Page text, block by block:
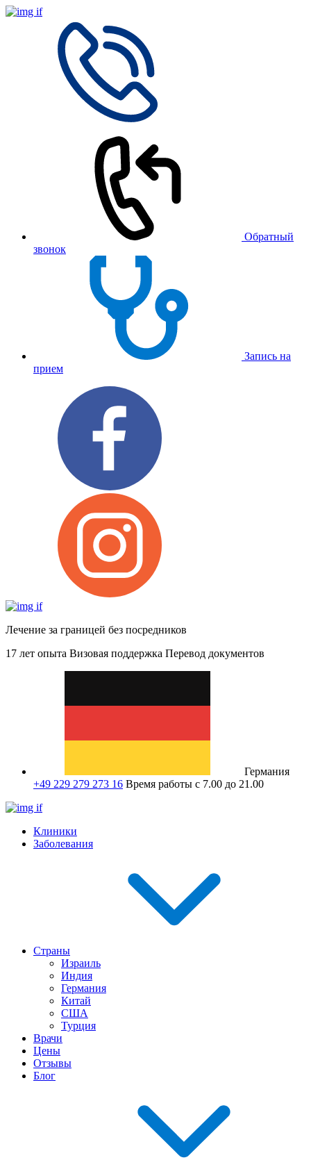
Обратный
звонок
Запись на
прием
Лечение за границей без посредников
17 лет опыта Визовая поддержка Перевод документов
Германия
+49 229 279 273 16 Время работы с 7.00 до 21.00
Клиники
Заболевания
Страны
Израиль
Индия
Германия
Китай
США
Турция
Врачи
Цены
Отзывы
Блог